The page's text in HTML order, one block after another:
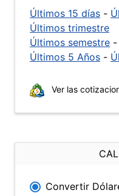
Últimos 15 días -
Últimos trimestre
Últimos semestre -
Últimos 5 Años -
Ver las
Convertir